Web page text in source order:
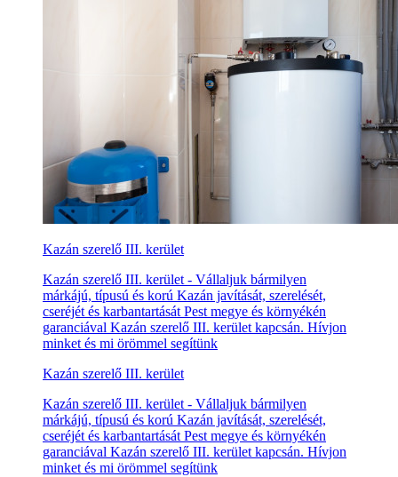
Kazán szerelő III. kerület
Kazán szerelő III. kerület - Vállaljuk bármilyen
márkájú, típusú és korú Kazán javítását, szerelését,
cseréjét és karbantartását Pest megye és környékén
garanciával Kazán szerelő III. kerület kapcsán. Hívjon
minket és mi örömmel segítünk
Kazán szerelő III. kerület
Kazán szerelő III. kerület - Vállaljuk bármilyen
márkájú, típusú és korú Kazán javítását, szerelését,
cseréjét és karbantartását Pest megye és környékén
garanciával Kazán szerelő III. kerület kapcsán. Hívjon
minket és mi örömmel segítünk